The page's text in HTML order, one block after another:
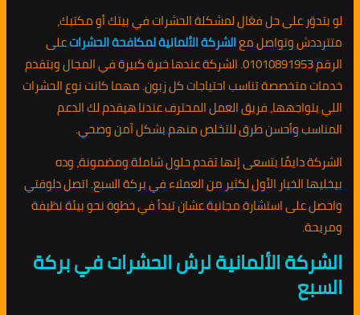
لو بتدوّر على حل فعّال لمشكلة الحشرات في بيتك أو مكتبك،
متترددش وتواصل معالشركة الألمانية لمكافحة الحشراتعلى
الرقم 01010891953. الشركة عندها خبرة كبيرة في المجال وبتقدم
خدمات متخصصة تناسب احتياجات كل زبون. مهما كانت نوع الحشرات
اللي بتواجهها، فريق العمل المحترف عندنا هيقدم لك الدعم
المناسب وأحسن طرق للتخلص منهم بشكل آمن وصحي.
الشركة دايمًا بتسعى إنها تقدم حلول شاملة ومضمونة، وده
بيخليها الخيار الأول لكثير من العملاء في بركة السبع. اتصل دلوقتي
واحصل على استشارة مجانية عشان تبدأ في خطوة نحو بيئة نظيفة
ومريحة.
الشركة الألمانية لرش الحشرات في بركة
السبع